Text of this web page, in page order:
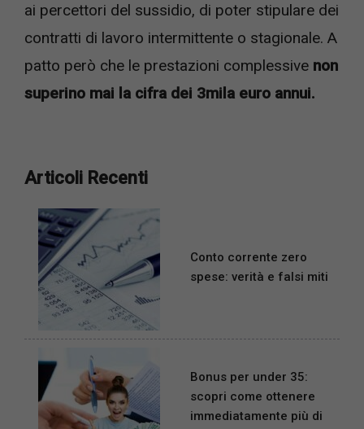
ai percettori del sussidio, di poter stipulare dei
contratti di lavoro intermittente o stagionale. A
patto però che le prestazioni complessive non
superino mai la cifra dei 3mila euro annui.
Articoli Recenti
Conto corrente zero
spese: verità e falsi miti
Bonus per under 35:
scopri come ottenere
immediatamente più di